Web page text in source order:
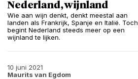
Nederland, wijnland
Wie aan wijn denkt, denkt meestal aan
landen als Frankrijk, Spanje en Italië. Toch
begint Nederland steeds meer op een
wijnland te lijken.
10 juni 2021
Maurits van Egdom